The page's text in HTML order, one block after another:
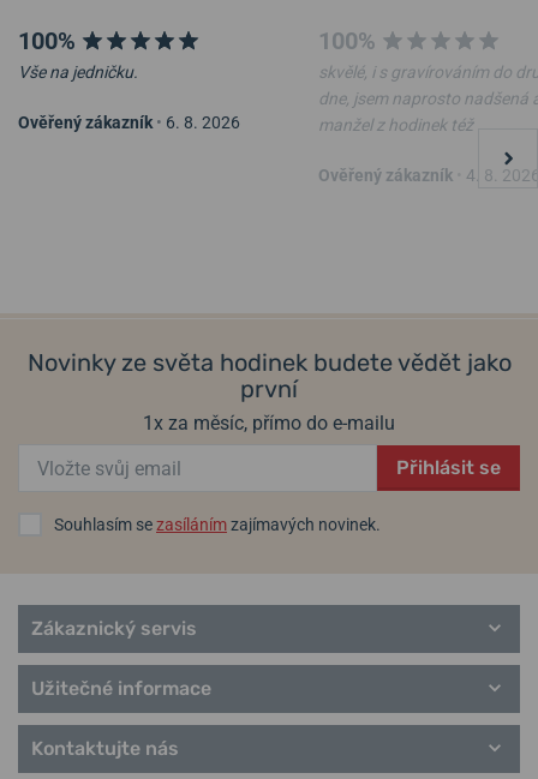
100%
Vše na jedničku.
Ověřený zákazník • 6. 8. 2026
100%
skvělé, i s gravírováním do
dne, jsem naprosto nadšená
manžel z hodinek též
Ověřený zákazník 4. 8.
Novinky ze světa hodinek budete vědět jako
první
1x za měsíc, přímo do e-mailu
Přihlásit se
Souhlasím sezasílánímzajímavých novinek.
Zákaznický servis
Užitečné informace
Kontaktujte nás